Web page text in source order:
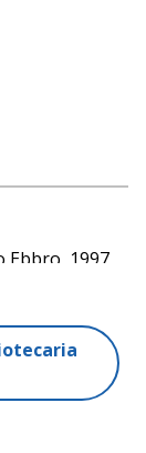
Ebbro, 1997